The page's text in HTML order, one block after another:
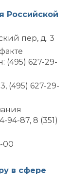
Российской
пер, д. 3
(495) 627-29-
(495) 627-29-
94-87, 8 (351)
00
в сфере